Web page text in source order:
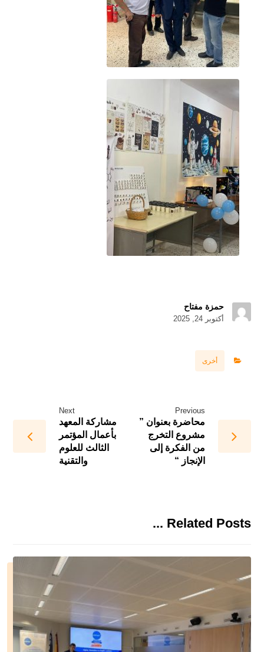
حمزة مفتاح
أكتوبر 24, 2025
أخرى
Previous
محاضرة بعنوان ”
مشروع التخرج
من الفكرة إلى
الإنجاز “
Next
مشاركة المعهد
بأعمال المؤتمر
الثالث للعلوم
والتقنية
Related Posts ...